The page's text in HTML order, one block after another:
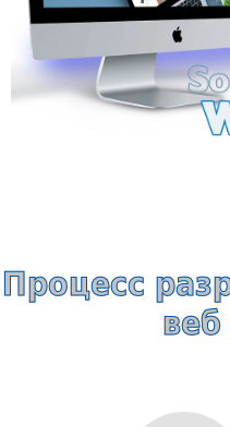
Процесс
веб